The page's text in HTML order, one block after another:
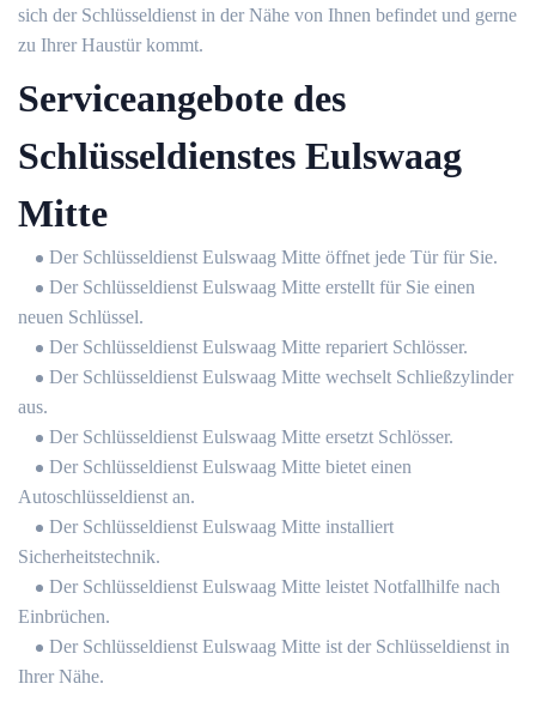
sich der Schlüsseldienst in der Nähe von Ihnen befindet und gerne
zu Ihrer Haustür kommt.
Serviceangebote des
Schlüsseldienstes Eulswaag
Mitte
Der Schlüsseldienst Eulswaag Mitte öffnet jede Tür für Sie.
Der Schlüsseldienst Eulswaag Mitte erstellt für Sie einen
neuen Schlüssel.
Der Schlüsseldienst Eulswaag Mitte repariert Schlösser.
Der Schlüsseldienst Eulswaag Mitte wechselt Schließzylinder
aus.
Der Schlüsseldienst Eulswaag Mitte ersetzt Schlösser.
Der Schlüsseldienst Eulswaag Mitte bietet einen
Autoschlüsseldienst an.
Der Schlüsseldienst Eulswaag Mitte installiert
Sicherheitstechnik.
Der Schlüsseldienst Eulswaag Mitte leistet Notfallhilfe nach
Einbrüchen.
Der Schlüsseldienst Eulswaag Mitte ist der Schlüsseldienst in
Ihrer Nähe.